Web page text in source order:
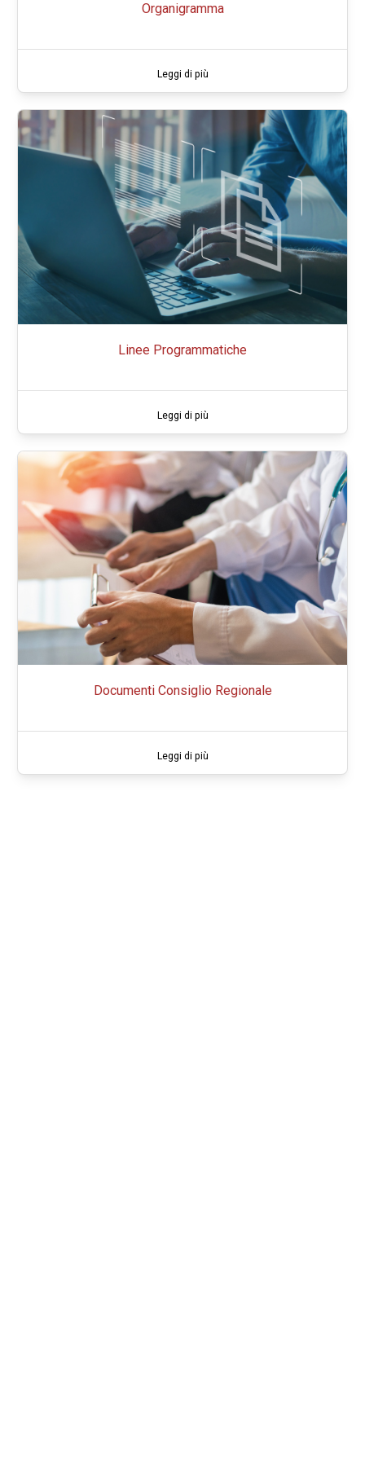
Organigramma
Leggi di più
Linee Programmatiche
Leggi di più
Documenti Consiglio Regionale
Leggi di più